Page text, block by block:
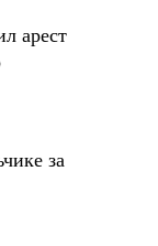
арест
за